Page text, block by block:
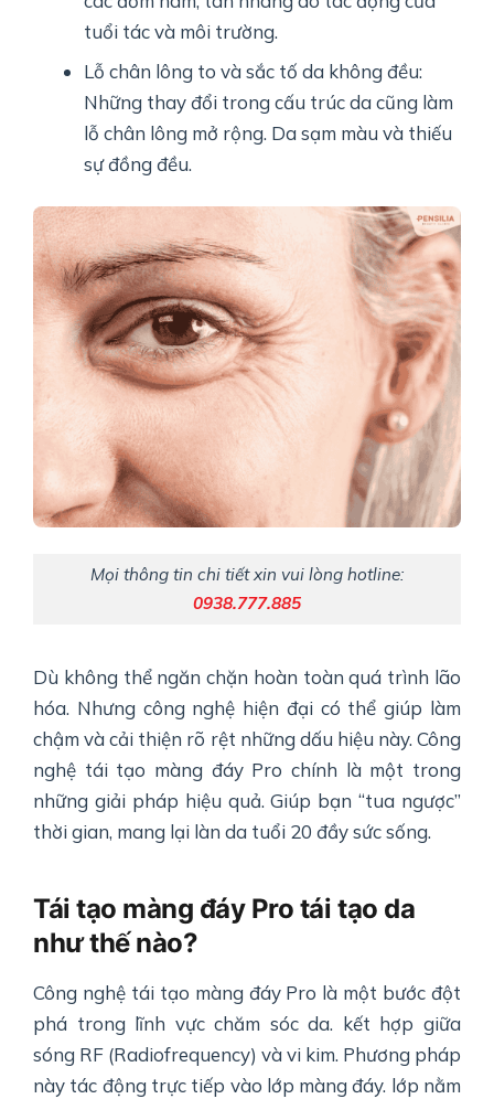
tuổi tác và môi trường.
Lỗ chân lông to và sắc tố da không đều:
Những thay đổi trong cấu trúc da cũng làm
lỗ chân lông mở rộng. Da sạm màu và thiếu
sự đồng đều.
Mọi thông tin chi tiết xin vui lòng hotline:
0938.777.885
Dù không thể ngăn chặn hoàn toàn quá trình lão
hóa. Nhưng công nghệ hiện đại có thể giúp làm
chậm và cải thiện rõ rệt những dấu hiệu này. Công
nghệ tái tạo màng đáy Pro chính là một trong
những giải pháp hiệu quả. Giúp bạn “tua ngược”
thời gian, mang lại làn da tuổi 20 đầy sức sống.
Tái tạo màng đáy Pro tái tạo da
như thế nào?
Công nghệ tái tạo màng đáy Pro là một bước đột
phá trong lĩnh vực chăm sóc da. kết hợp giữa
sóng RF (Radiofrequency) và vi kim. Phương pháp
này tác động trực tiếp vào lớp màng đáy. lớp nằm